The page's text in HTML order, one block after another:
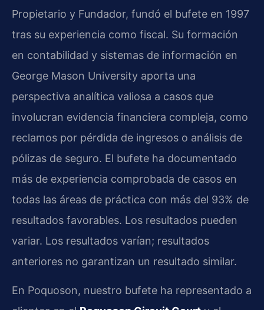
Propietario y Fundador, fundó el bufete en 1997
tras su experiencia como fiscal. Su formación
en contabilidad y sistemas de información en
George Mason University aporta una
perspectiva analítica valiosa a casos que
involucran evidencia financiera compleja, como
reclamos por pérdida de ingresos o análisis de
pólizas de seguro. El bufete ha documentado
más de experiencia comprobada de casos en
todas las áreas de práctica con más del 93% de
resultados favorables. Los resultados pueden
variar. Los resultados varían; resultados
anteriores no garantizan un resultado similar.
En Poquoson, nuestro bufete ha representado a